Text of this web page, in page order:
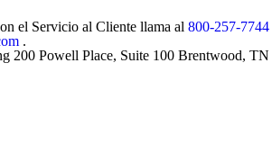
el Servicio al Cliente llama al 800-257-7744
.
200 Powell Place, Suite 100 Brentwood, TN